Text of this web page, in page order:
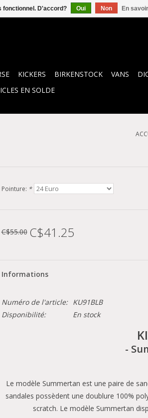
KICKERS BIRKENSTOCK VANS
EN SOLDE
Pointure: *
C$55.00 C$41.25
Informations
Numéro de l'article:
KU91BLB
Disponibilité:
En stock
-
Le modèle Summertan est une paire de
sandales possèdent une doublure 100%
scratch. Le modèle Summertan
fonctionnel. D'accord? Oui Non En